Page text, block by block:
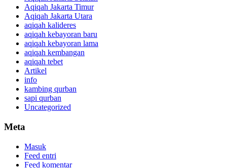
Aqiqah Jakarta Timur
Aqiqah Jakarta Utara
aqiqah kalideres
aqiqah kebayoran baru
aqiqah kebayoran lama
aqiqah kembangan
aqiqah tebet
Artikel
info
kambing qurban
sapi qurban
Uncategorized
Meta
Masuk
Feed entri
Feed komentar